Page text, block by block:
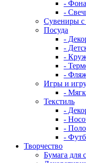
-
-
Сувениры с
Посуда
-
-
-
-
-
Игры и
-
Текстиль
-
-
-
-
Творчество
Бумага для